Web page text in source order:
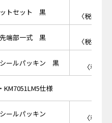
トセット 黒
〈税抜価
端部一式 黒
〈税抜価
シールパッキン 黒
〈税抜
KM7051LM5仕様
ールパッキン
〈税抜